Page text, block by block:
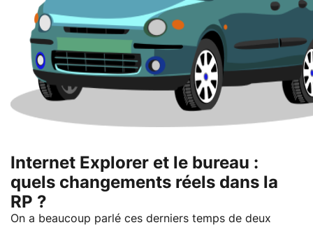
Internet Explorer et le bureau :
quels changements réels dans la
RP ?
On a beaucoup parlé ces derniers temps de deux